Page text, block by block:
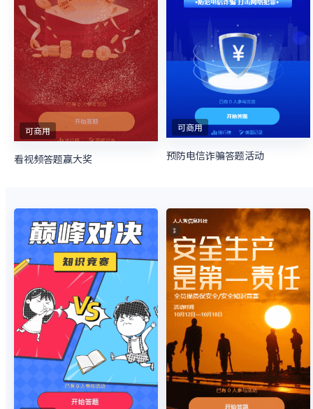
可商用
看视频答题赢大奖
可商用
预防电信诈骗答题活动